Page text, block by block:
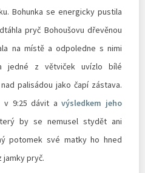
Bohunka se energicky pustila
pryč Bohoušovu dřevěnou
na místě a odpoledne s nimi
jedné z větviček uvízlo bílé
palisádou jako čapí zástava.
v 9:25 dávit avýsledkem jeho
by se nemusel stydět ani
potomek své matky ho hned
jamky pryč.